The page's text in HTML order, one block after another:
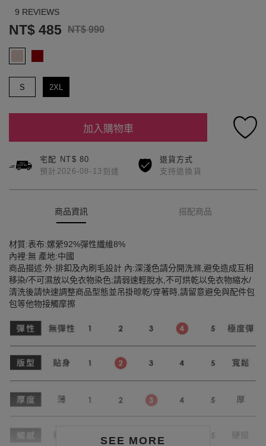
9 REVIEWS
NT$ 485 NT$ 990
S 2XL
加入購物車
宅配 NT$ 80
預計2026-08-13到達
退貨方式
支持退換貨
商品資訊 搭配商品
SEE MORE
材質:表布:嫘縈92%彈性纖維8%
內裡:無 產地:中國
商品描述:外:排釦及內刷毛設計 內:深淺色請分開洗滌,避免造成互相
移染/不可濕放以免衣物染色;請弱速輕脫水,不可烘乾以免衣物縮水/
清洗後請快速調整商品型態並吊掛晾乾/穿著時,請留意避免與配件包
包等他物接觸摩擦